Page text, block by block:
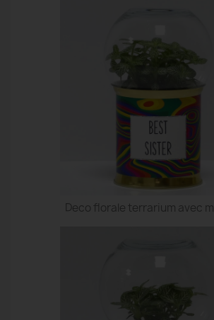
Deco florale terrarium avec